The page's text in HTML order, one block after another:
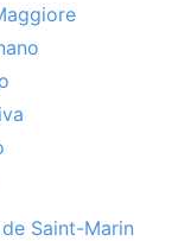
Saint-Marin